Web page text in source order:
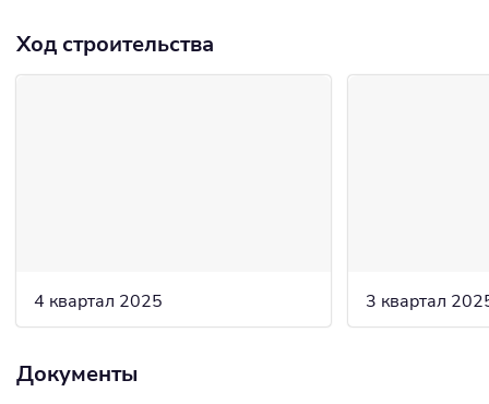
Ход строительства
4 квартал 2025 3 квартал
Документы